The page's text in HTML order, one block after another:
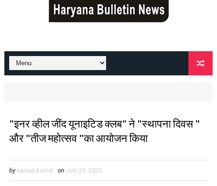
"इनर व्हील जींद यूनाइटिड क्लब" ने "स्थापना दिवस "
और "तीज महोत्सव "का आयोजन किया
by sanjay kumar on July 25, 2025